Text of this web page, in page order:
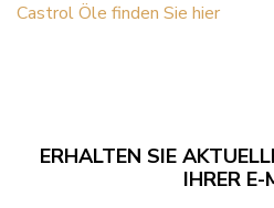
Castrol Öle finden Sie hier
ERHALTEN SIE
IHRER E-